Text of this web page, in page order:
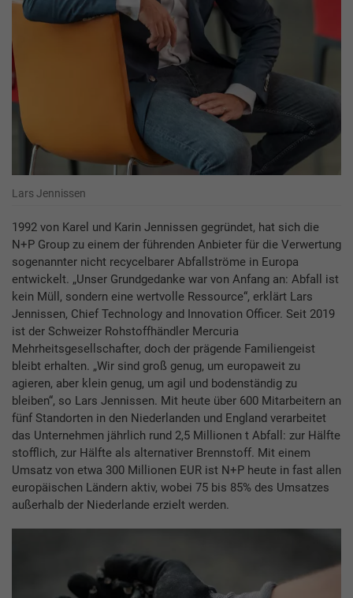
Lars Jennissen
1992 von Karel und Karin Jennissen gegründet, hat sich die
N+P Group zu einem der führenden Anbieter für die Verwertung
sogenannter nicht recycelbarer Abfallströme in Europa
entwickelt. „Unser Grundgedanke war von Anfang an: Abfall ist
kein Müll, sondern eine wertvolle Ressource“, erklärt Lars
Jennissen, Chief Technology and Innovation Officer. Seit 2019
ist der Schweizer Rohstoffhändler Mercuria
Mehrheitsgesellschafter, doch der prägende Familiengeist
bleibt erhalten. „Wir sind groß genug, um europaweit zu
agieren, aber klein genug, um agil und bodenständig zu
bleiben“, so Lars Jennissen. Mit heute über 600 Mitarbeitern an
fünf Standorten in den Niederlanden und England verarbeitet
das Unternehmen jährlich rund 2,5 Millionen t Abfall: zur Hälfte
stofflich, zur Hälfte als alternativer Brennstoff. Mit einem
Umsatz von etwa 300 Millionen EUR ist N+P heute in fast allen
europäischen Ländern aktiv, wobei 75 bis 85% des Umsatzes
außerhalb der Niederlande erzielt werden.